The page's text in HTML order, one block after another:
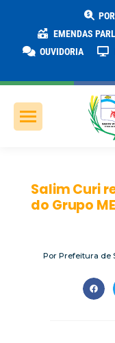
EMENDAS
OUVIDORIA
Salim Curi
do Grupo
Por Prefeitura de